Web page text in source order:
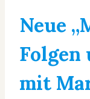
Neue
Folgen
mit